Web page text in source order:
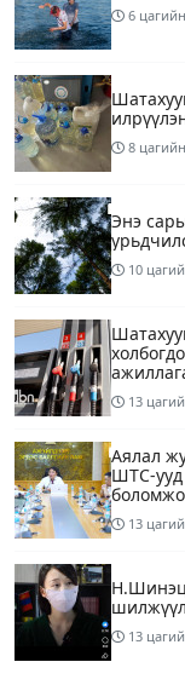
6
8
Энэ
10
13
Аялал
ШТС-ууд
13
13